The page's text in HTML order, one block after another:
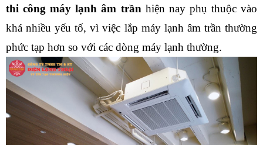
thi công máy lạnh âm trần hiện nay phụ thuộc vào
khá nhiều yếu tố, vì việc lắp máy lạnh âm trần thường
phức tạp hơn so với các dòng máy lạnh thường.